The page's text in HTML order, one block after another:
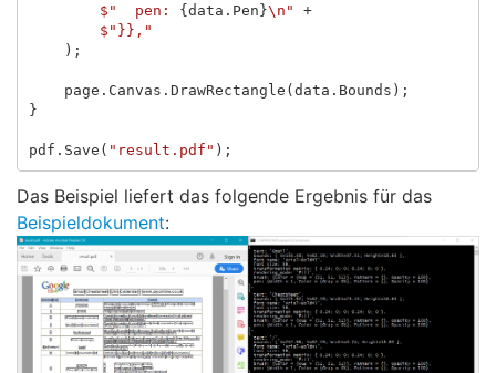
$"  pen: {data . Pen}\n"
+
$"}},"
);
page . Canvas . DrawRectangle (data . Bounds );
}
pdf . Save ( "result.pdf" );
Das Beispiel liefert das folgende Ergebnis für das
Beispieldokument: